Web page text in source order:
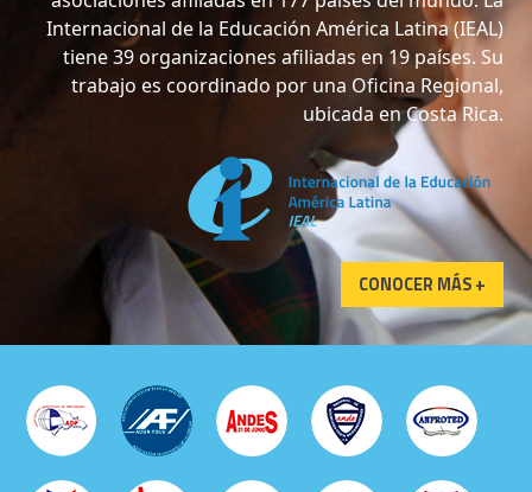
tiene 39 organizaciones afiliadas en 19 países. Su
trabajo es coordinado por una Oficina Regional,
ubicada en Costa Rica.
CONOCER MÁS +